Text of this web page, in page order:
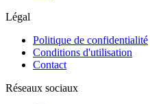
Légal
Politique de confidentialité
Conditions d'utilisation
Contact
Réseaux sociaux